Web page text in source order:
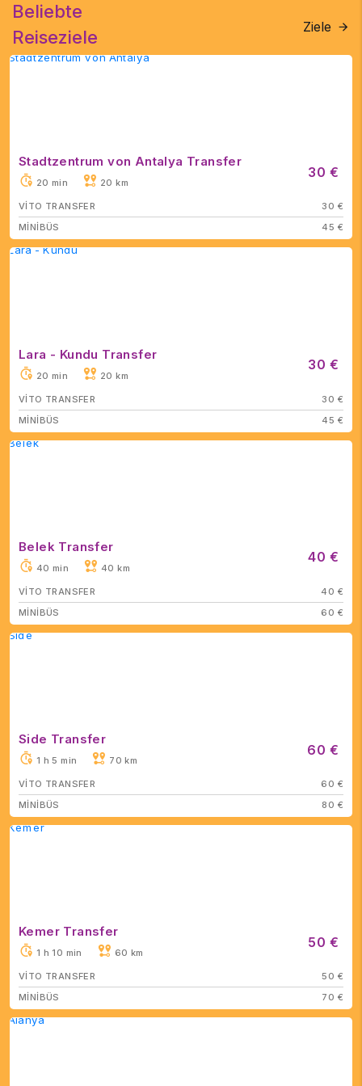
Beliebte
Reiseziele
Ziele
Stadtzentrum von Antalya Transfer
20 min 20 km
30 €
VİTO TRANSFER
30 €
MİNİBÜS
45 €
Lara - Kundu Transfer
20 min 20 km
30 €
VİTO TRANSFER
30 €
MİNİBÜS
45 €
Belek Transfer
40 min 40 km
40 €
VİTO TRANSFER
40 €
MİNİBÜS
60 €
Side Transfer
1 h 5 min 70 km
60 €
VİTO TRANSFER
60 €
MİNİBÜS
80 €
Kemer Transfer
1 h 10 min 60 km
50 €
VİTO TRANSFER
50 €
MİNİBÜS
70 €